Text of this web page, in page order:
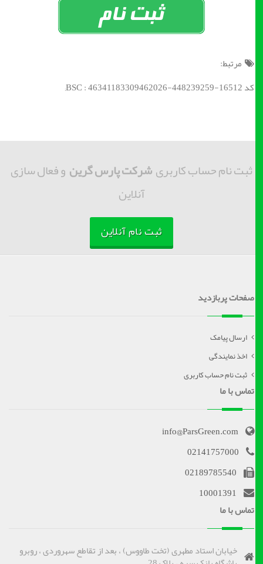
مرتبط:
کد BSC : 46341183309462026-448239259-16512;
ثبت نام حساب کاربریشرکت پارس گرینو فعال سازی
آنلاین
ثبت نام آنلاین
صفحات پربازدید
ارسال پیامک
اخذ نمایندگی
ثبت نام حساب کاربری
تماس با ما
info@ParsGreen.com
02141757000
02189785540
10001391
تماس با ما
خیابان استاد مطهری (تخت طاووس) ، بعد از تقاطع سهروردی ، روبرو